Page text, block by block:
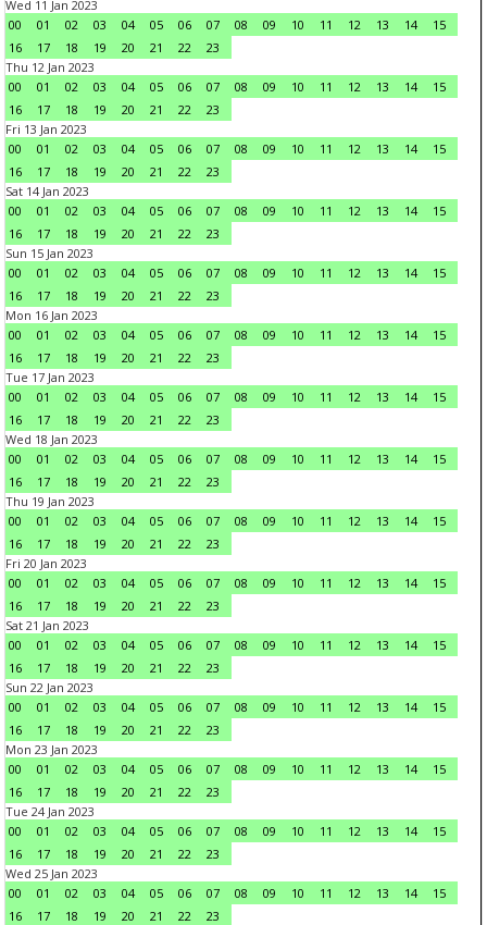
Wed 11 Jan 2023
00
01 02 03 04 05 06 07 08 09 10 11 12 13 14
15
16
17 18 19 20 21 22
23
Thu 12 Jan 2023
00
01 02 03 04 05 06 07 08 09 10 11 12 13 14
15
16
17 18 19 20 21 22
23
Fri 13 Jan 2023
00
01 02 03 04 05 06 07 08 09 10 11 12 13 14
15
16
17 18 19 20 21 22
23
Sat 14 Jan 2023
00
01 02 03 04 05 06 07 08 09 10 11 12 13 14
15
16
17 18 19 20 21 22
23
Sun 15 Jan 2023
00
01 02 03 04 05 06 07 08 09 10 11 12 13 14
15
16
17 18 19 20 21 22
23
Mon 16 Jan 2023
00
01 02 03 04 05 06 07 08 09 10 11 12 13 14
15
16
17 18 19 20 21 22
23
Tue 17 Jan 2023
00
01 02 03 04 05 06 07 08 09 10 11 12 13 14
15
16
17 18 19 20 21 22
23
Wed 18 Jan 2023
00
01 02 03 04 05 06 07 08 09 10 11 12 13 14
15
16
17 18 19 20 21 22
23
Thu 19 Jan 2023
00
01 02 03 04 05 06 07 08 09 10 11 12 13 14
15
16
17 18 19 20 21 22
23
Fri 20 Jan 2023
00
01 02 03 04 05 06 07 08 09 10 11 12 13 14
15
16
17 18 19 20 21 22
23
Sat 21 Jan 2023
00
01 02 03 04 05 06 07 08 09 10 11 12 13 14
15
16
17 18 19 20 21 22
23
Sun 22 Jan 2023
00
01 02 03 04 05 06 07 08 09 10 11 12 13 14
15
16
17 18 19 20 21 22
23
Mon 23 Jan 2023
00
01 02 03 04 05 06 07 08 09 10 11 12 13 14
15
16
17 18 19 20 21 22
23
Tue 24 Jan 2023
00
01 02 03 04 05 06 07 08 09 10 11 12 13 14
15
16
17 18 19 20 21 22
23
Wed 25 Jan 2023
00
01 02 03 04 05 06 07 08 09 10 11 12 13 14
15
16
17 18 19 20 21 22
23